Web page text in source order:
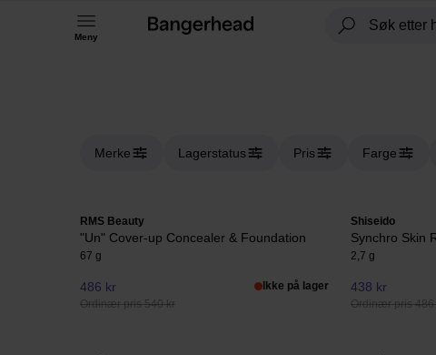
Meny
Merke Lagerstatus Pris Farge
RMS Beauty
"Un" Cover-up Concealer & Foundation
67 g
486 kr
Ordinær pris 540 kr
Ikke på lager
Shiseido
Synchro Skin
2,7 g
438 kr
Ordinær pris 486